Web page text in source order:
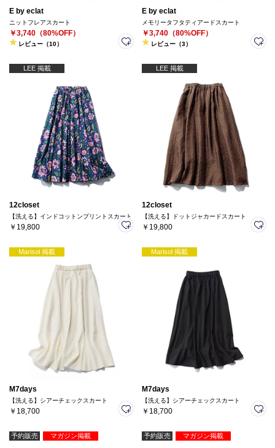
E by eclat
ニットフレアスカート
￥3,740（80%OFF）
レビュー（10）
E by eclat
メモリータフタティアードスカート
￥3,740（80%OFF）
レビュー（3）
LEE 掲載
12closet
【洗える】インドコットンプリントスカート
￥19,800
LEE 掲載
12closet
【洗える】ドットジャカードスカート
￥19,800
Marisol 掲載
M7days
【洗える】シアーチェックスカート
￥18,700
Marisol 掲載
M7days
【洗える】シアーチェックスカート
￥18,700
予約販売 マガジン掲載 予約販売 マガジン掲載